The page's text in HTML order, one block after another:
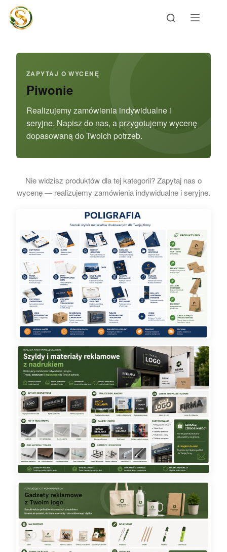
Przejdź
treści
ZAPYTAJ O WYCENĘ
Piwonie
Realizujemy zamówienia indywidualne i
seryjne. Napisz do nas, a przygotujemy wycenę
dopasowaną do Twoich potrzeb.
Nie widzisz produktów dla tej kategorii? Zapytaj nas o
wycenę — realizujemy zamówienia indywidualne i seryjne.